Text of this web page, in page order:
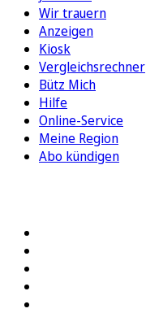
Wir trauern
Anzeigen
Kiosk
Vergleichsrechner
Bütz Mich
Hilfe
Online-Service
Meine Region
Abo kündigen